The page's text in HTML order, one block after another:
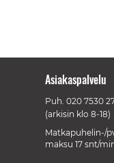
Asiakaspalvelu
Puh. 020 7530
(arkisin klo 8-18)
Matkapuhelin-/
maksu 17 snt/